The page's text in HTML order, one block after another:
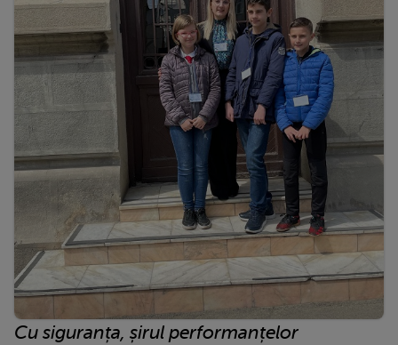
Cu siguranța, șirul performanțelor